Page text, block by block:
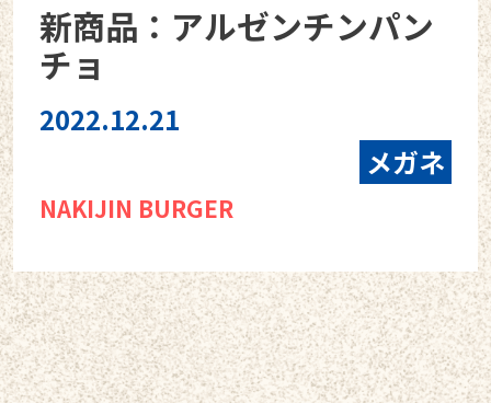
新商品：アルゼンチンパン
チョ
2022.12.21
メガネ
NAKIJIN BURGER